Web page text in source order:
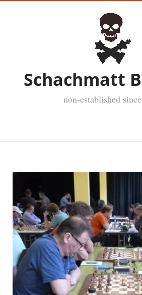
Schachmatt
non-established